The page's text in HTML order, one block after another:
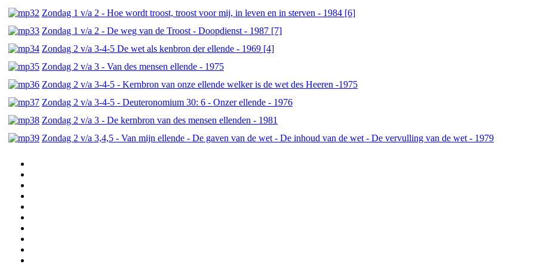
Zondag 1 v/a 2 - Hoe wordt troost, troost voor mij, in leven en in sterven - 1984 [6]
Zondag 1 v/a 2 - De weg van de Troost - Doopdienst - 1987 [7]
Zondag 2 v/a 3-4-5 De wet als kenbron der ellende - 1969 [4]
Zondag 2 v/a 3 - Van des mensen ellende - 1975
Zondag 2 v/a 3-4-5 - Kernbron van onze ellende welker is de wet des Heeren -1975
Zondag 2 v/a 3-4-5 - Deuteronomium 30: 6 - Onzer ellende - 1976
Zondag 2 v/a 3 - De kernbron van des mensen ellenden - 1981
Zondag 2 v/a 3,4,5 - Van mijn ellende - De gaven van de wet - De inhoud van de wet - De vervulling van de wet - 1979